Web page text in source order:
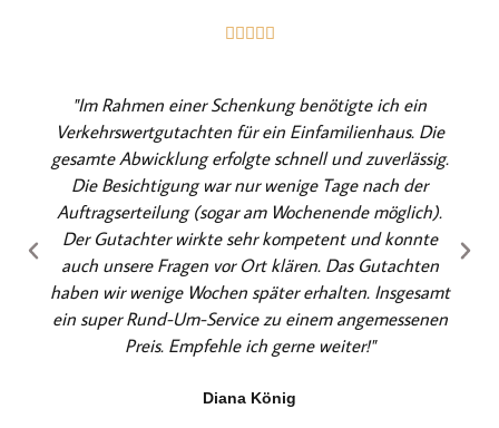
    B
e
r
t
e
t
m
i
t
5
v
n
"Im Rahmen einer Schenkung benötigte ich ein
Verkehrswertgutachten für ein Einfamilienhaus. Die
gesamte Abwicklung erfolgte schnell und zuverlässig.
Die Besichtigung war nur wenige Tage nach der
Auftragserteilung (sogar am Wochenende möglich).
Der Gutachter wirkte sehr kompetent und konnte
auch unsere Fragen vor Ort klären. Das Gutachten
haben wir wenige Wochen später erhalten. Insgesamt
ein super Rund-Um-Service zu einem angemessenen
Preis. Empfehle ich gerne weiter!"
Diana König